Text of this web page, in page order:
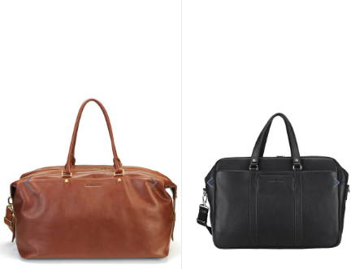
ARTHUR ET ASTON
Serviette cuir noir Arthur&Aston
279,00 €
Arthur&Aston
279,00 €
En stock